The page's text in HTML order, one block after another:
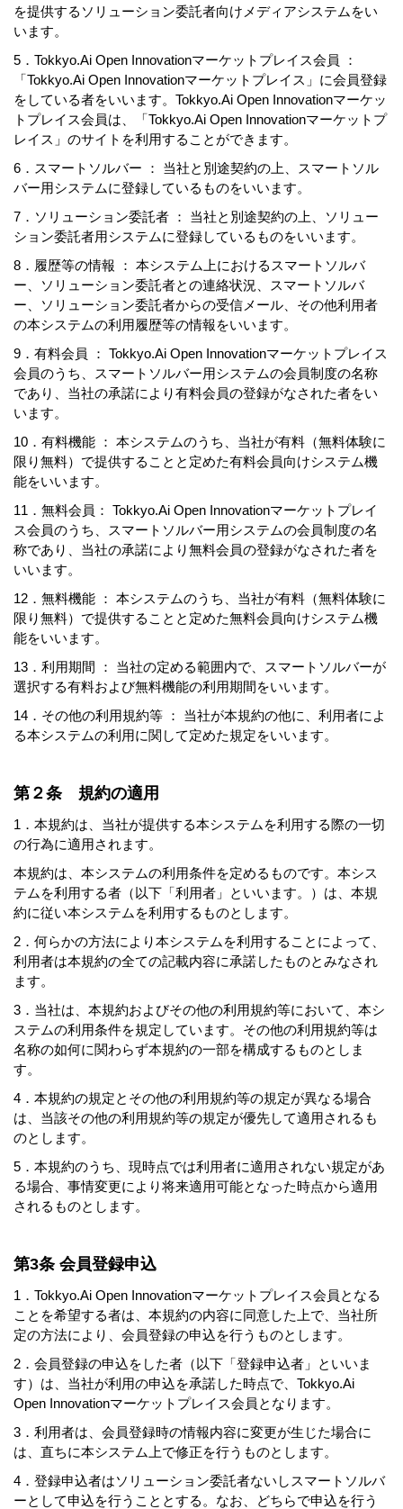
を提供するソリューション委託者向けメディアシステムをい
います。
5．Tokkyo.Ai Open Innovationマーケットプレイス会員 ：
「Tokkyo.Ai Open Innovationマーケットプレイス」に会員登録
をしている者をいいます。Tokkyo.Ai Open Innovationマーケッ
トプレイス会員は、「Tokkyo.Ai Open Innovationマーケットプ
レイス」のサイトを利用することができます。
6．スマートソルバー ： 当社と別途契約の上、スマートソル
バー用システムに登録しているものをいいます。
7．ソリューション委託者 ： 当社と別途契約の上、ソリュー
ション委託者用システムに登録しているものをいいます。
8．履歴等の情報 ： 本システム上におけるスマートソルバ
ー、ソリューション委託者との連絡状況、スマートソルバ
ー、ソリューション委託者からの受信メール、その他利用者
の本システムの利用履歴等の情報をいいます。
9．有料会員 ： Tokkyo.Ai Open Innovationマーケットプレイス
会員のうち、スマートソルバー用システムの会員制度の名称
であり、当社の承諾により有料会員の登録がなされた者をい
います。
10．有料機能 ： 本システムのうち、当社が有料（無料体験に
限り無料）で提供することと定めた有料会員向けシステム機
能をいいます。
11．無料会員： Tokkyo.Ai Open Innovationマーケットプレイ
ス会員のうち、スマートソルバー用システムの会員制度の名
称であり、当社の承諾により無料会員の登録がなされた者を
いいます。
12．無料機能 ： 本システムのうち、当社が有料（無料体験に
限り無料）で提供することと定めた無料会員向けシステム機
能をいいます。
13．利用期間 ： 当社の定める範囲内で、スマートソルバーが
選択する有料および無料機能の利用期間をいいます。
14．その他の利用規約等 ： 当社が本規約の他に、利用者によ
る本システムの利用に関して定めた規定をいいます。
第２条 規約の適用
1．本規約は、当社が提供する本システムを利用する際の一切
の行為に適用されます。
本規約は、本システムの利用条件を定めるものです。本シス
テムを利用する者（以下「利用者」といいます。）は、本規
約に従い本システムを利用するものとします。
2．何らかの方法により本システムを利用することによって、
利用者は本規約の全ての記載内容に承諾したものとみなされ
ます。
3．当社は、本規約およびその他の利用規約等において、本シ
ステムの利用条件を規定しています。その他の利用規約等は
名称の如何に関わらず本規約の一部を構成するものとしま
す。
4．本規約の規定とその他の利用規約等の規定が異なる場合
は、当該その他の利用規約等の規定が優先して適用されるも
のとします。
5．本規約のうち、現時点では利用者に適用されない規定があ
る場合、事情変更により将来適用可能となった時点から適用
されるものとします。
第3条 会員登録申込
1．Tokkyo.Ai Open Innovationマーケットプレイス会員となる
ことを希望する者は、本規約の内容に同意した上で、当社所
定の方法により、会員登録の申込を行うものとします。
2．会員登録の申込をした者（以下「登録申込者」といいま
す）は、当社が利用の申込を承諾した時点で、Tokkyo.Ai
Open Innovationマーケットプレイス会員となります。
3．利用者は、会員登録時の情報内容に変更が生じた場合に
は、直ちに本システム上で修正を行うものとします。
4．登録申込者はソリューション委託者ないしスマートソルバ
ーとして申込を行うこととする。なお、どちらで申込を行う